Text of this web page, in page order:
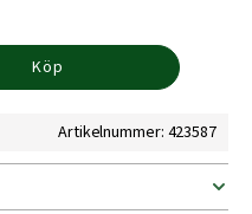
Köp
Artikelnummer: 423587